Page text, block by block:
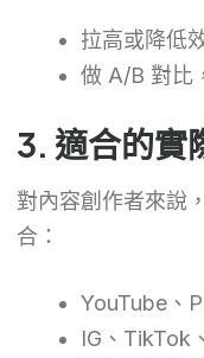
拉高或降低
做 A/B 對比
3. 適合的實
對內容創作者來說
合：
YouTube、
IG、TikTok